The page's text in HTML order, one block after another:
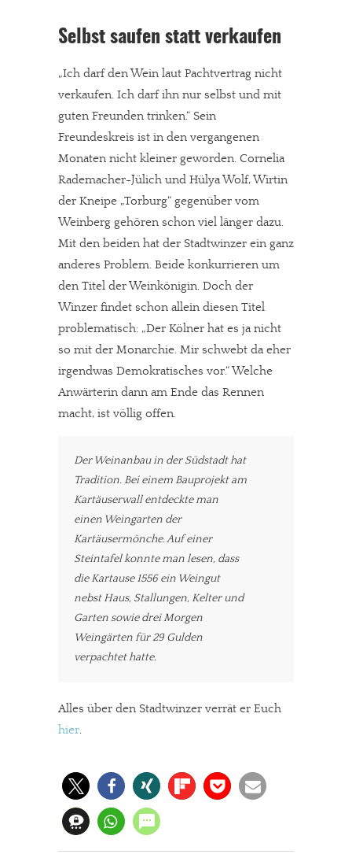
In eigener Sache
Dir gefällt unsere Arbeit?
meinesuedstadt.de finanziert sich durch Partnerprofile und
stark zurückgegangen.
Solltest Du unsere unabhängige Berichterstattung schätzen,
kannst Du uns mit einer kleinen Spende unterstützen.
Paypal - danke@meinesuedstadt.de
Schon erledigt!
Selbst saufen statt verkaufen
„Ich darf den Wein laut Pachtvertrag nicht
verkaufen. Ich darf ihn nur selbst und mit
guten Freunden trinken.“ Sein
Freundeskreis ist in den vergangenen
Monaten nicht kleiner geworden. Cornelia
Rademacher-Jülich und Hülya Wolf, Wirtin
der Kneipe „Torburg“ gegenüber vom
Weinberg gehören schon viel länger dazu.
Mit den beiden hat der Stadtwinzer ein ganz
anderes Problem. Beide konkurrieren um
den Titel der Weinkönigin. Doch der
Winzer findet schon allein diesen Titel
problematisch: „Der Kölner hat es ja nicht
so mit der Monarchie. Mir schwebt da eher
irgendwas Demokratisches vor.“ Welche
Anwärterin dann am Ende das Rennen
macht, ist völlig offen.
Der Weinanbau in der Südstadt hat
Tradition. Bei einem Bauprojekt am
Kartäuserwall entdeckte man
einen Weingarten der
Kartäusermönche. Auf einer
Steintafel konnte man lesen, dass
die Kartause 1556 ein Weingut
nebst Haus, Stallungen, Kelter und
Garten sowie drei Morgen
Weingärten für 29 Gulden
verpachtet hatte.
Alles über den Stadtwinzer verrät er Euch
hier.